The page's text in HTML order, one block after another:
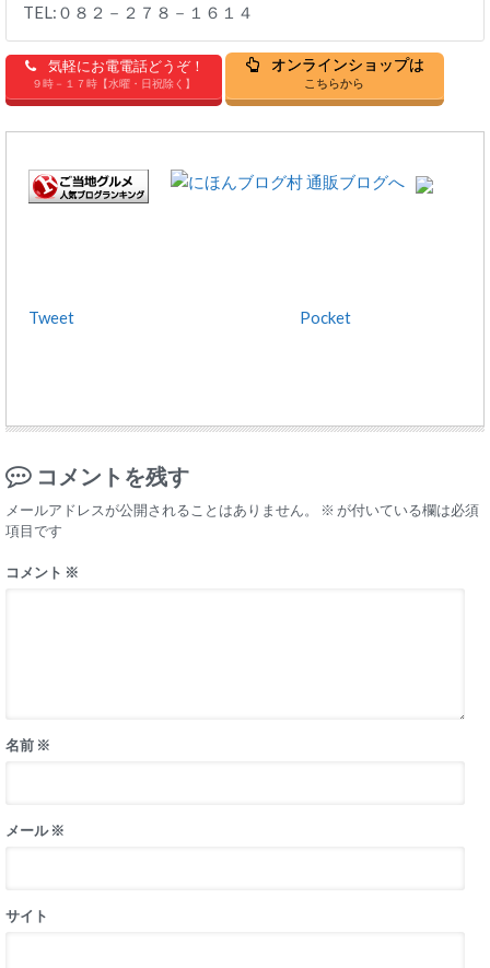
TEL:０８２－２７８－１６１４
気軽にお電電話どうぞ！
９時－１７時【水曜・日祝除く】
オンラインショップは
こちらから
Tweet Pocket
コメントを残す
メールアドレスが公開されることはありません。 ※ が付いている欄は必須
項目です
コメント ※
名前 ※
メール※
サイト